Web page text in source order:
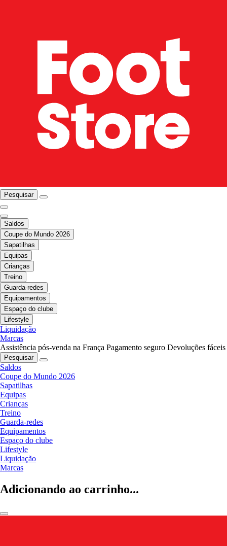
Pesquisar
Saldos
Coupe do Mundo 2026
Sapatilhas
Equipas
Crianças
Treino
Guarda-redes
Equipamentos
Espaço do clube
Lifestyle
Liquidação
Marcas
Assistência pós-venda na França Pagamento seguro Devoluções fáceis
Pesquisar
Saldos
Coupe do Mundo 2026
Sapatilhas
Equipas
Crianças
Treino
Guarda-redes
Equipamentos
Espaço do clube
Lifestyle
Liquidação
Marcas
Adicionando ao carrinho...